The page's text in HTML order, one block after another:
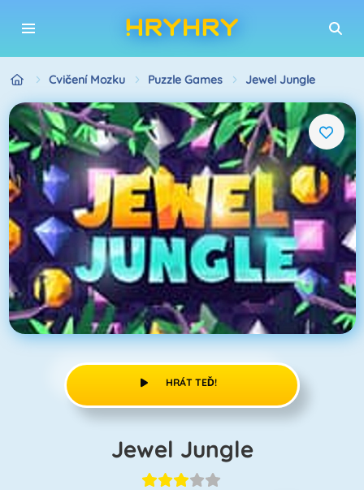
Cvičení Mozku Puzzle Games Jewel Jungle
HRÁT TEĎ!
Jewel Jungle